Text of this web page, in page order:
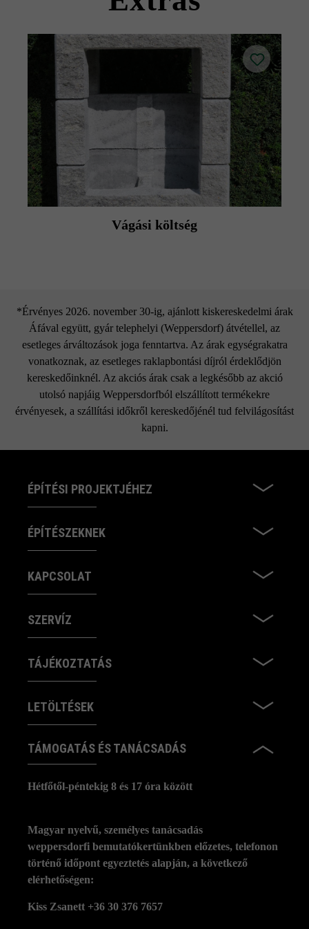
Vágási költség
*Érvényes 2026. november 30-ig, ajánlott kiskereskedelmi árak
Áfával együtt, gyár telephelyi (Weppersdorf) átvétellel, az
esetleges árváltozások joga fenntartva. Az árak egységrakatra
vonatkoznak, az esetleges raklapbontási díjról érdeklődjön
kereskedőinknél. Az akciós árak csak a legkésőbb az akció
utolsó napjáig Weppersdorfból elszállított termékekre
érvényesek, a szállítási időkről kereskedőjénél tud felvilágosítást
kapni.
ÉPÍTÉSI PROJEKTJÉHEZ
ÉPÍTÉSZEKNEK
KAPCSOLAT
SZERVÍZ
TÁJÉKOZTATÁS
LETÖLTÉSEK
TÁMOGATÁS ÉS TANÁCSADÁS
Hétfőtől-péntekig 8 és 17 óra között
Magyar nyelvű, személyes tanácsadás
weppersdorfi bemutatókertünkben előzetes, telefonon
történő időpont egyeztetés alapján, a következő
elérhetőségen:
Kiss Zsanett +36 30 376 7657